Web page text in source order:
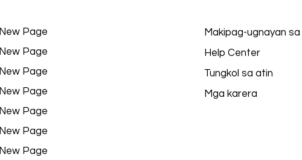
New Page
New Page
New Page
New Page
New Page
New Page
New Page
Makipag-ugnayan
Help Center
Tungkol sa atin
Mga karera